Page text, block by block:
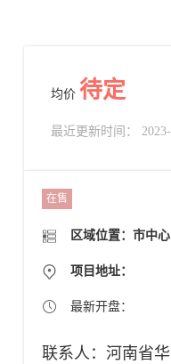
均价 待定
最近更新时间：
在售
区域位置： 市中
项目地址：
最新开盘：
联系人：河南省